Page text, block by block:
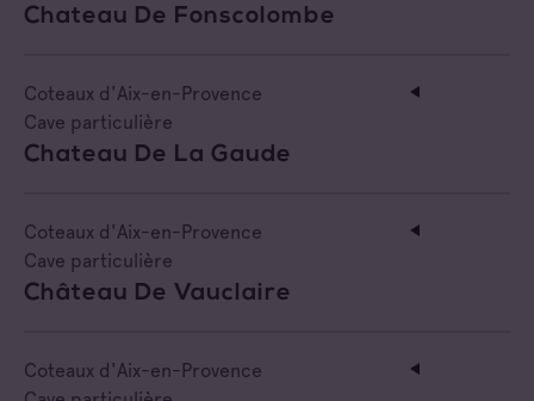
Chateau De Fonscolombe
Coteaux d'Aix-en-Provence
Cave particulière
Chateau De La Gaude
Coteaux d'Aix-en-Provence
Cave particulière
Château De Vauclaire
Coteaux d'Aix-en-Provence